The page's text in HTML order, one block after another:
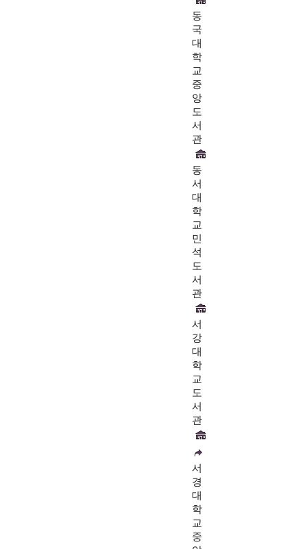
동
국
대
학
교
중
앙
도
서
관
동
서
대
학
교
민
석
도
서
관
서
강
대
학
교
도
서
관
서
경
대
학
교
중